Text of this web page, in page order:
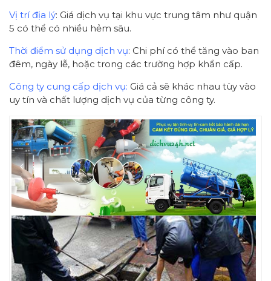
Vị trí địa lý: Giá dịch vụ tại khu vực trung tâm như quận
5 có thể có nhiều hẻm sâu.
Thời điểm sử dụng dịch vụ: Chi phí có thể tăng vào ban
đêm, ngày lễ, hoặc trong các trường hợp khẩn cấp.
Công ty cung cấp dịch vụ: Giá cả sẽ khác nhau tùy vào
uy tín và chất lượng dịch vụ của từng công ty.